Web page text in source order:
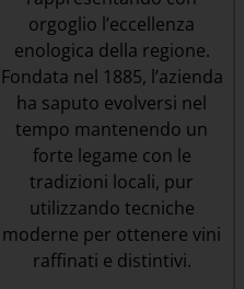
orgoglio l’eccellenza
enologica della regione.
Fondata nel 1885, l’azienda
ha saputo evolversi nel
tempo mantenendo un
forte legame con le
tradizioni locali, pur
utilizzando tecniche
moderne per ottenere vini
raffinati e distintivi.